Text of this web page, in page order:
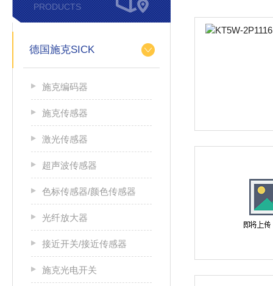
PRODUCTS
德国施克SICK
施克编码器
施克传感器
激光传感器
超声波传感器
色标传感器/颜色传感器
光纤放大器
接近开关/接近传感器
施克光电开关